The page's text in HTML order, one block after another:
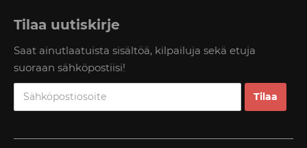
Tilaa uutiskirje
Saat ainutlaatuista sisältöä, kilpailuja sekä etuja
suoraan sähköpostiisi!